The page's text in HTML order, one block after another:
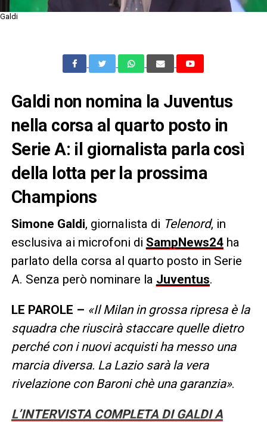
Galdi
Galdi non nomina la Juventus
nella corsa al quarto posto in
Serie A: il giornalista parla così
della lotta per la prossima
Champions
Simone Galdi, giornalista di Telenord, in
esclusiva ai microfoni di SampNews24ha
parlato della corsa al quarto posto in Serie
A. Senza però nominare la Juventus.
LE PAROLE – «Il Milan in grossa ripresa è la
squadra che riuscirà staccare quelle dietro
perché con i nuovi acquisti ha messo una
marcia diversa. La Lazio sarà la vera
rivelazione con Baroni chè una garanzia».
L’INTERVISTA COMPLETA DI GALDI A